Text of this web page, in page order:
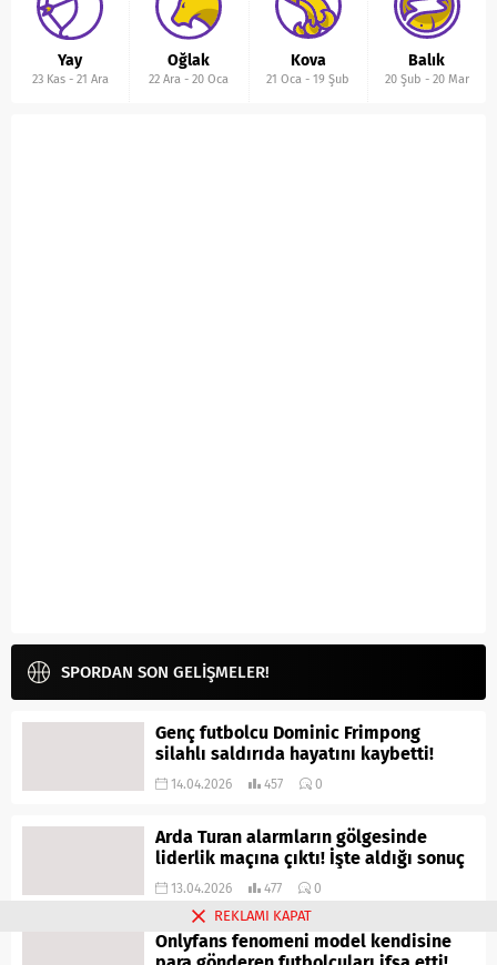
Yay
23 Kas- 21 Ara
Oğlak
22 Ara -20 Oca
Kova
21 Oca -19 Şub
Balık
20 Şub - 20 Mar
SPORDAN SON GELİŞMELER!
Genç futbolcu Dominic Frimpong
silahlı saldırıda hayatını kaybetti!
14.04.2026 457 0
Arda Turan alarmların gölgesinde
liderlik maçına çıktı! İşte aldığı sonuç
13.04.2026 477 0
Onlyfans fenomeni model kendisine
REKLAMI KAPAT